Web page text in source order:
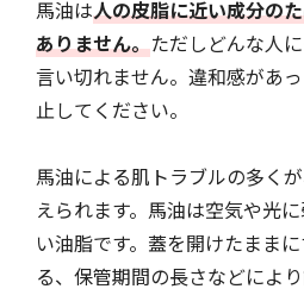
馬油は人の皮脂に近い成分の
ありません。ただしどんな人
言い切れません。違和感があ
止してください。
馬油による肌トラブルの多くが
えられます。馬油は空気や光
い油脂です。蓋を開けたまま
る、保管期間の長さなどによ